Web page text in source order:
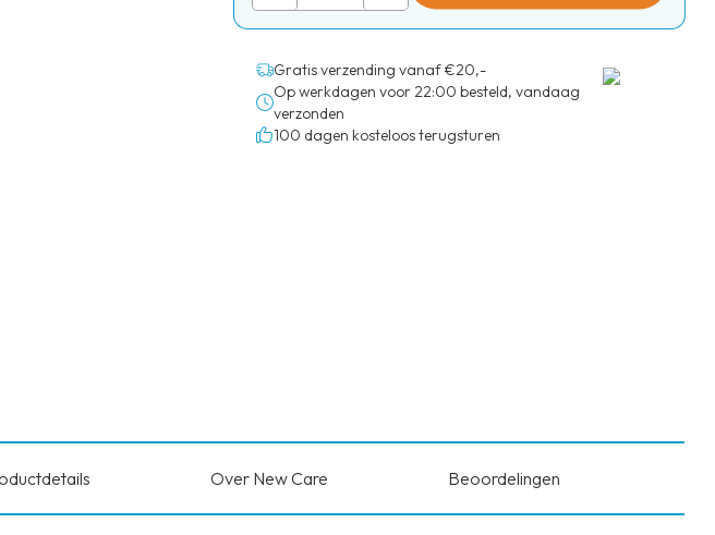
Gratis verzending vanaf €20,-
Op werkdagen voor 22:00 besteld, vandaag
verzonden
100 dagen kosteloos terugsturen
Over New Care Beoordelingen